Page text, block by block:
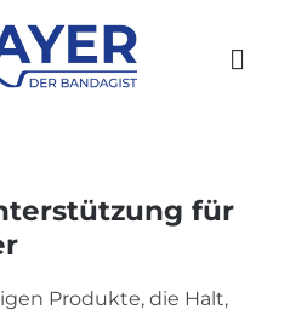
für
Produkte, die Halt,